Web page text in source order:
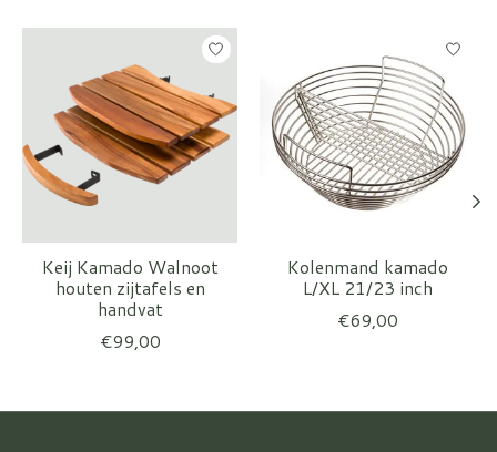
Items van productcarrousel
Keij Kamado Walnoot
houten zijtafels en
handvat
€99,00
Kolenmand kamado
L/XL 21/23 inch
€69,00